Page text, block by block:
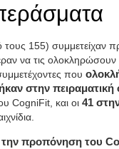
155) συμμετείχαν
να τις ολοκληρώσουν
που
στην
CogniFit, και οι 41
την προπόνηση του